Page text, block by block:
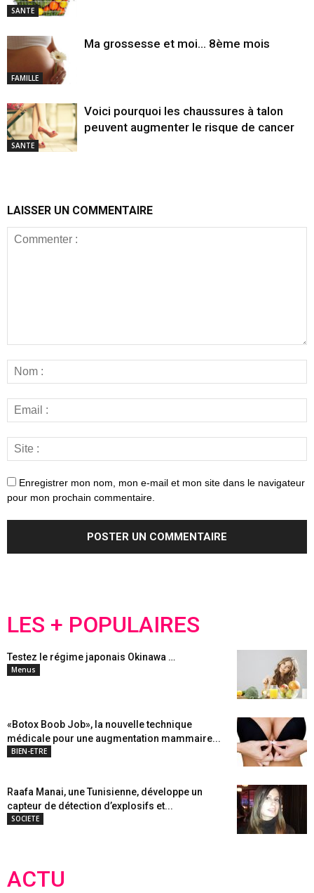
SANTE
FAMILLE
Ma grossesse et moi… 8ème mois
SANTE
Voici pourquoi les chaussures à talon
peuvent augmenter le risque de cancer
LAISSER UN COMMENTAIRE
Enregistrer mon nom, mon e-mail et mon site dans le navigateur
pour mon prochain commentaire.
LES + POPULAIRES
Testez le régime japonais Okinawa …
Menus
«Botox Boob Job», la nouvelle technique
médicale pour une augmentation mammaire...
BIEN-ETRE
Raafa Manai, une Tunisienne, développe un
capteur de détection d’explosifs et...
SOCIETE
ACTU